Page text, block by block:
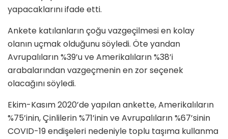
yapacaklarını ifade etti.
Ankete katılanların çoğu vazgeçilmesi en kolay
olanın uçmak olduğunu söyledi. Öte yandan
Avrupalıların %39’u ve Amerikalıların %38’i
arabalarından vazgeçmenin en zor seçenek
olacağını söyledi.
Ekim-Kasım 2020’de yapılan ankette, Amerikalıların
%75’inin, Çinlilerin %71’inin ve Avrupalıların %67’sinin
COVID-19 endişeleri nedeniyle toplu taşıma kullanma